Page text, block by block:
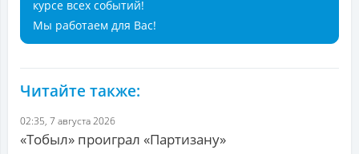
курсе всех событий!
Мы работаем для Вас!
Читайте также:
02:35, 7 августа 2026
«Тобыл» проиграл «Партизану»